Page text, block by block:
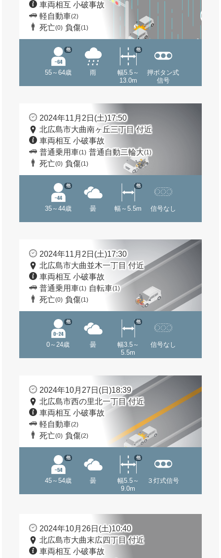
車両相互 小破事故
軽自動車(2)
死亡(0) 負傷(1)
55～64歳
他
雨
幅5.5～
13.0m
他
押ボタン式
信号
2024年11月2日(土)17:50
北広島市大曲南ヶ丘三丁目 付近
車両相互 小破事故
普通乗用車(1) 普通自動二輪大(1)
死亡(0) 負傷(1)
35～44歳
他
曇 幅～5.5m
他
信号なし
2024年11月2日(土)17:30
北広島市大曲並木一丁目 付近
車両相互 小破事故
普通乗用車(1) 自転車(1)
死亡(0) 負傷(1)
0～24歳
他
曇
幅3.5～
5.5m
他
信号なし
2024年10月27日(日)18:39
北広島市西の里北一丁目 付近
車両相互 小破事故
軽自動車(2)
死亡(0) 負傷(2)
45～54歳
他
曇
幅5.5～
9.0m
他
３灯式信号
2024年10月26日(土)10:40
北広島市大曲末広四丁目 付近
車両相互 小破事故